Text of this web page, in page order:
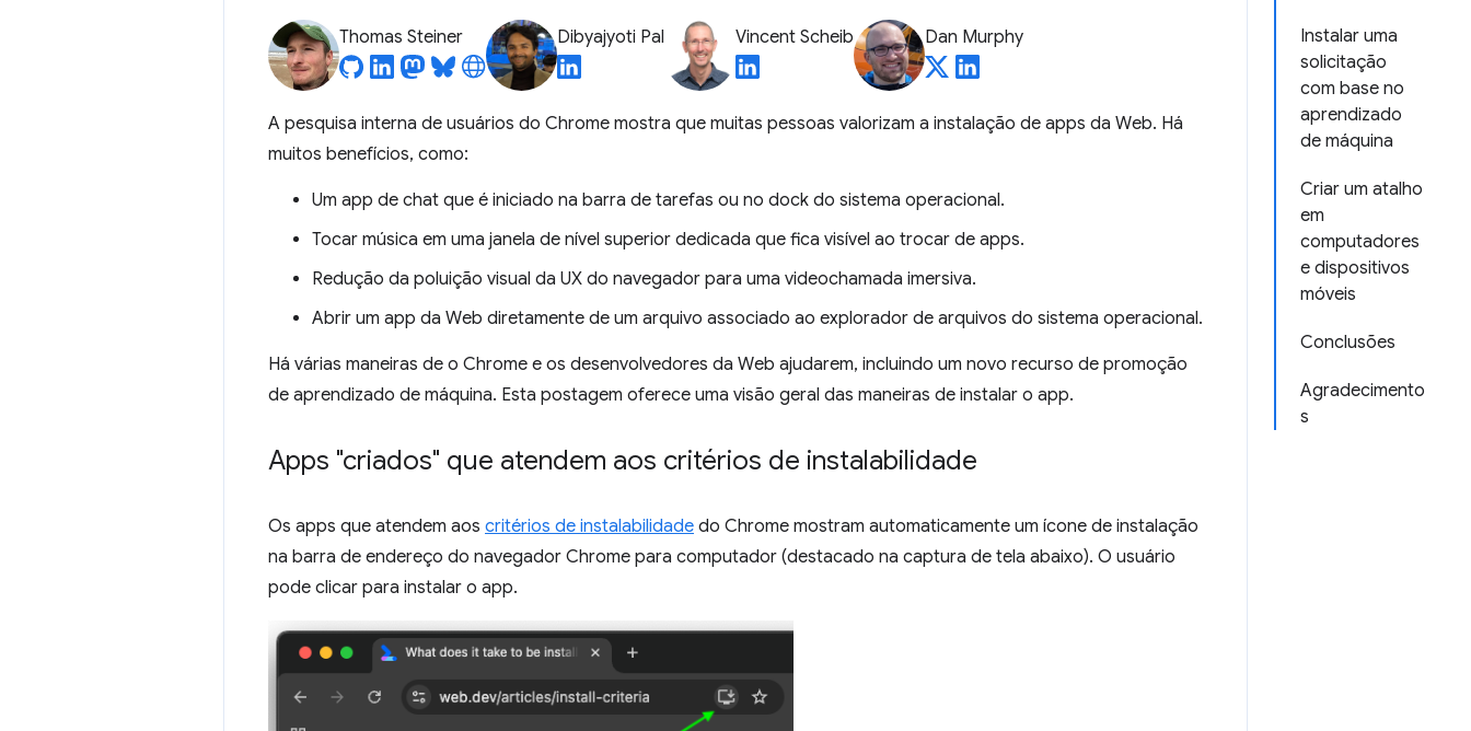
Instalar uma
solicitação
com base no
aprendizado
de máquina
Criar um atalho
em
computadores
e dispositivos
móveis
Conclusões
Agradecimento
s
Thomas Steiner Dibyajyoti Pal Vincent Scheib Dan Murphy
A pesquisa interna de usuários do Chrome mostra que muitas pessoas valorizam a instalação de apps da Web. Há
muitos benefícios, como:
Um app de chat que é iniciado na barra de tarefas ou no dock do sistema operacional.
Tocar música em uma janela de nível superior dedicada que fica visível ao trocar de apps.
Redução da poluição visual da UX do navegador para uma videochamada imersiva.
Abrir um app da Web diretamente de um arquivo associado ao explorador de arquivos do sistema operacional.
Há várias maneiras de o Chrome e os desenvolvedores da Web ajudarem, incluindo um novo recurso de promoção
de aprendizado de máquina. Esta postagem oferece uma visão geral das maneiras de instalar o app.
Apps "criados" que atendem aos critérios de instalabilidade
Os apps que atendem aos critérios de instalabilidade do Chrome mostram automaticamente um ícone de instalação
na barra de endereço do navegador Chrome para computador (destacado na captura de tela abaixo). O usuário
pode clicar para instalar o app.